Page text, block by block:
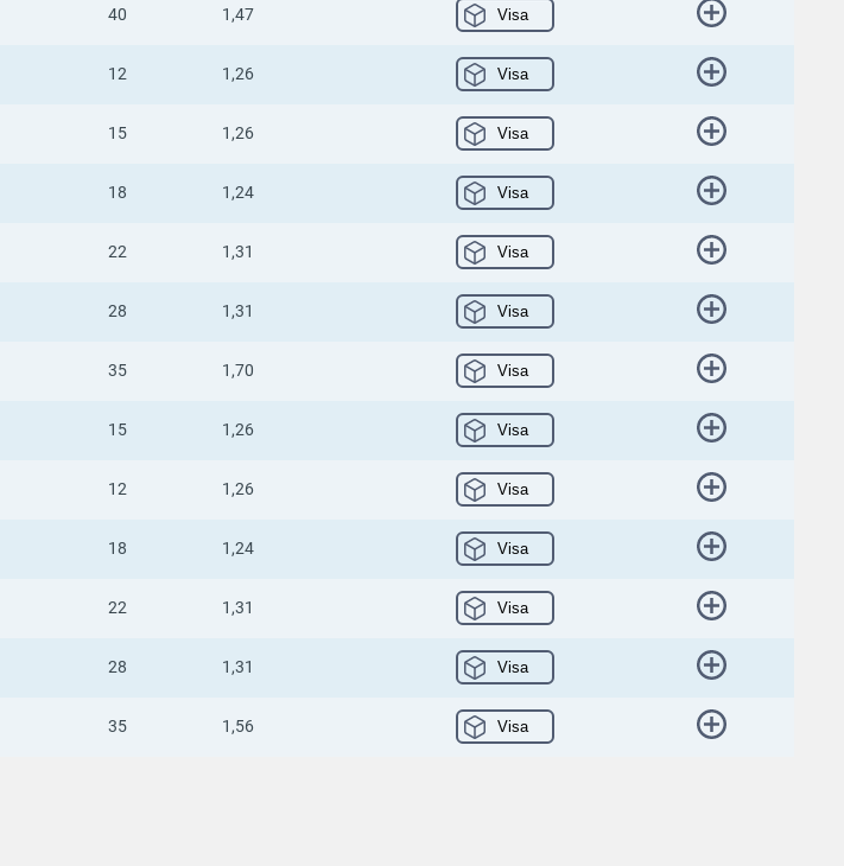
40 1,47 Visa
12 1,26 Visa
15 1,26 Visa
18 1,24 Visa
22 1,31 Visa
28 1,31 Visa
35 1,70 Visa
15 1,26 Visa
12 1,26 Visa
18 1,24 Visa
22 1,31 Visa
28 1,31 Visa
35 1,56 Visa